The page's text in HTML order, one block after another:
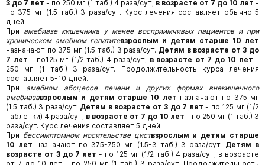
3 до 7 лет - по 250 мг (1 таб.) 4 раза/сут; в возрасте от 7 до 10 лет -
по 375 мг (1.5 таб.) 3 раза/сут. Курс лечения составляет обычно 5
дней.
При амебиазе кишечника у менее восприимчивых пациентов и при
хроническом амебном гепатитевзрослым и детям старше 10 лет
назначают по 375 мг (1.5 таб.) 3 раза/сут. Детям в возрасте от 3 до
7 лет - по125 мг (1/2 таб.) 4 раза/сут; в возрасте от 7 до 10 лет -
250 мг (1 таб.) 3 раза/сут. Продолжительность курса лечения
составляет 5-10 дней.
При амебном абсцессе печени и других формах внекишечного
амебиазавзрослым и детям старше 10 лет назначают по 375 мг
(1.5 таб.) 3 раза/сут. Детям в возрасте от 3 до 7 лет - по 125 мг (1/2
таблетки) 4 раза/сут; в возрасте от 7 до 10 лет - по 250 мг (1 таб.) 3
раза/сут. Курс лечения составляет 5 дней.
При бессимптомном носительстве циствзрослым и детям старше
10 лет назначают по 375-750 мг (1.5-3 таб.) 3 раза/сут. Детям в
возрасте от 3 до 7 лет - по 125 мг (1/2 таб.) 4 раза/сут; в возрасте